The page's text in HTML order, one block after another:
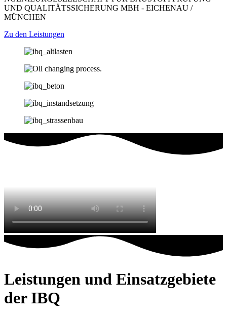
UND QUALITÄTSSICHERUNG MBH - EICHENAU /
MÜNCHEN
Zu den Leistungen
Leistungen und Einsatzgebiete
der IBQ